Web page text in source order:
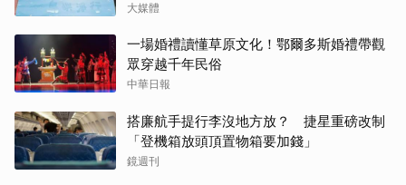
大媒體
一場婚禮讀懂草原文化！鄂爾多斯婚禮帶觀
眾穿越千年民俗
中華日報
搭廉航手提行李沒地方放？ 捷星重磅改制
「登機箱放頭頂置物箱要加錢」
鏡週刊